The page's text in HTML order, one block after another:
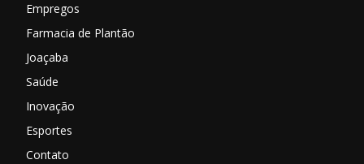
Empregos
Farmacia de Plantão
Joaçaba
Saúde
Inovação
Esportes
Contato